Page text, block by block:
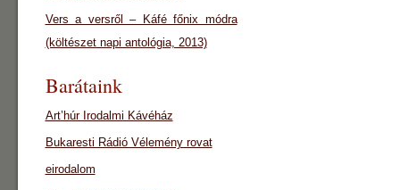
Vers a versről – Káfé főnix módra
(költészet napi antológia, 2013)
Barátaink
Art’húr Irodalmi Kávéház
Bukaresti Rádió Vélemény rovat
eirodalom